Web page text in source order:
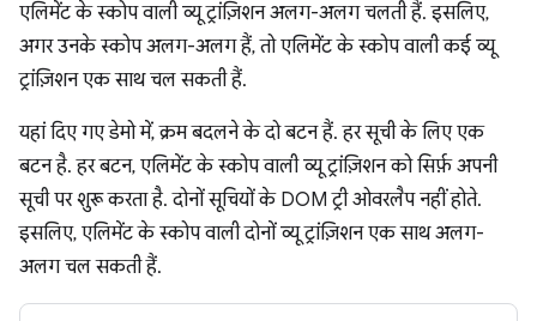
एलिमेंट के स्कोप वाली व्यू ट्रांज़िशन अलग-अलग चलती हैं. इसलिए,
अगर उनके स्कोप अलग-अलग हैं, तो एलिमेंट के स्कोप वाली कई व्यू
ट्रांज़िशन एक साथ चल सकती हैं.
यहां दिए गए डेमो में, क्रम बदलने के दो बटन हैं. हर सूची के लिए एक
बटन है. हर बटन, एलिमेंट के स्कोप वाली व्यू ट्रांज़िशन को सिर्फ़ अपनी
सूची पर शुरू करता है. दोनों सूचियों के DOM ट्री ओवरलैप नहीं होते.
इसलिए, एलिमेंट के स्कोप वाली दोनों व्यू ट्रांज़िशन एक साथ अलग-
अलग चल सकती हैं.